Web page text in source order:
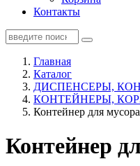
Контакты
Главная
Каталог
ДИСПЕНСЕРЫ,
КОНТЕЙНЕРЫ,
Контейнер для
Контейнер